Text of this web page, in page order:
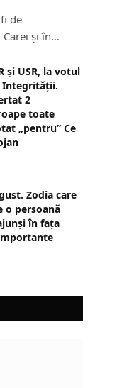
de
și în…
și USR, la votul
Integrității.
2
toate
„pentru” Ce
Zodia care
o persoană
în fața